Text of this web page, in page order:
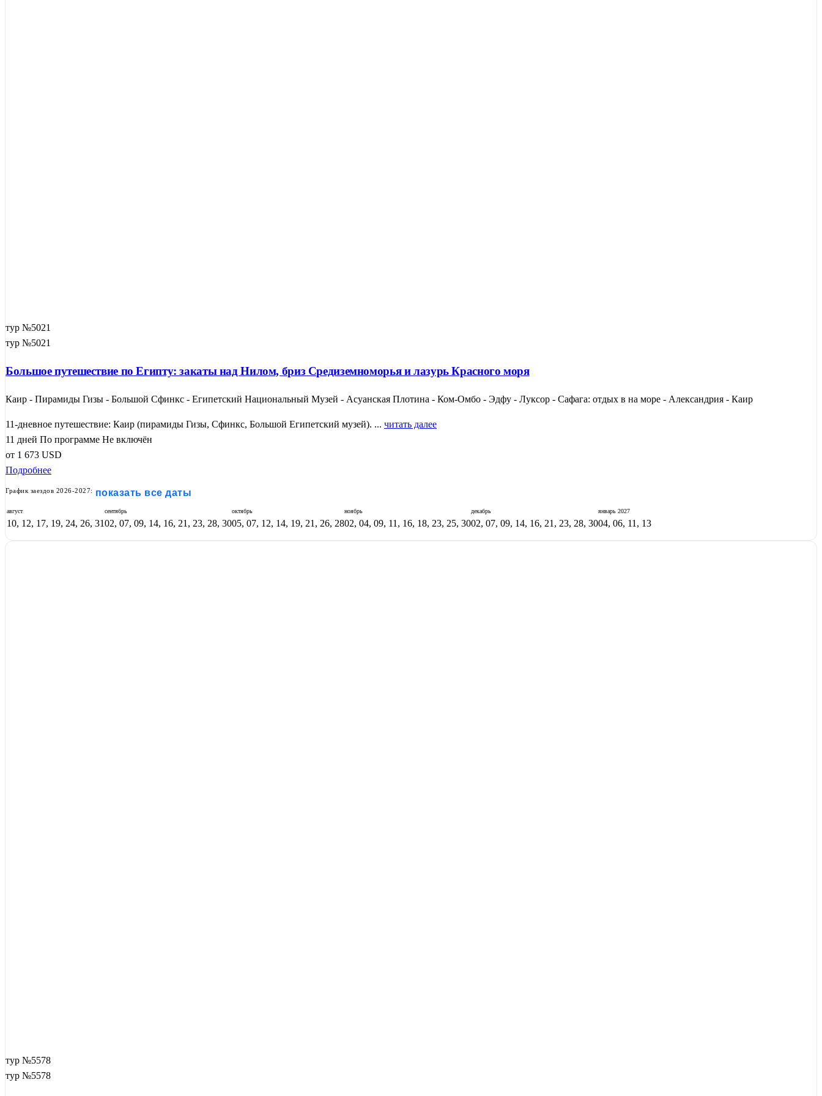
тур №5021
тур №5021
Большое путешествие по Египту: закаты над Нилом, бриз Средиземноморья и лазурь Красного моря
Каир - Пирамиды Гизы - Большой Сфинкс - Египетский Национальный Музей - Асуанская Плотина - Ком-Омбо - Эдфу - Луксор - Сафага: отдых в на море - Александрия - Каир
11-дневное путешествие: Каир (пирамиды Гизы, Сфинкс, Большой Египетский музей). ... читать далее
11 дней По программе Не включён
от 1 673 USD
Подробнее
График заездов 2026-2027: показать все даты
август
10, 12, 17, 19, 24, 26, 31
сентябрь
02, 07, 09, 14, 16, 21, 23, 28, 30
октябрь
05, 07, 12, 14, 19, 21, 26, 28
ноябрь
02, 04, 09, 11, 16, 18, 23, 25, 30
декабрь
02, 07, 09, 14, 16, 21, 23, 28, 30
январь 2027
04, 06, 11, 13
тур №5578
тур №5578